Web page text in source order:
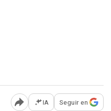
Abrir opciones para
IA Seguir en